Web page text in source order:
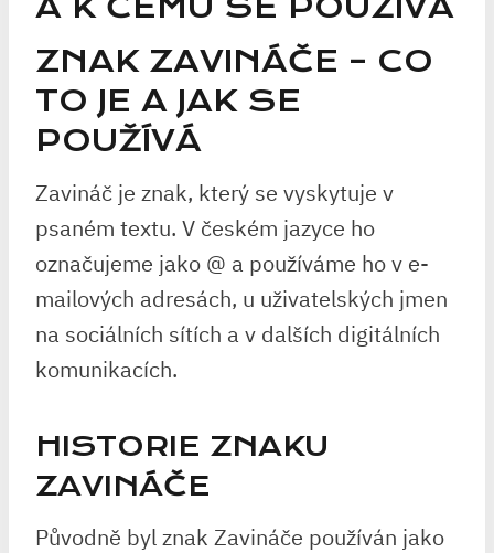
ZNAK ZAVINÁČE – CO
TO JE A JAK SE
POUŽÍVÁ
Zavináč je znak, který se vyskytuje v
psaném textu. V českém jazyce ho
označujeme jako @ a používáme ho v e-
mailových adresách, u uživatelských jmen
na sociálních sítích a v dalších digitálních
komunikacích.
HISTORIE ZNAKU
ZAVINÁČE
Původně byl znak Zavináče používán jako